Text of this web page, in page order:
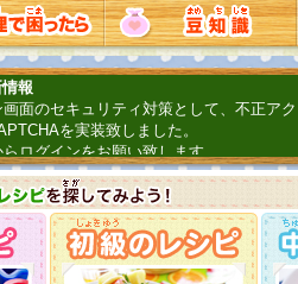
報
画面のセキュリティ対策として、不正アク
を実装致しました。
ログインをお願い致します。
報
ェフが簡単レシピを紹介するよ！こちら
報
お母さん、お父さんへ日頃の感謝をこめ